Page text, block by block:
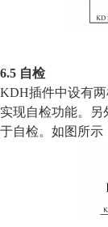
6.5 自检
KDH插件中设有两
实现自检功能。另
于自检。如图所示